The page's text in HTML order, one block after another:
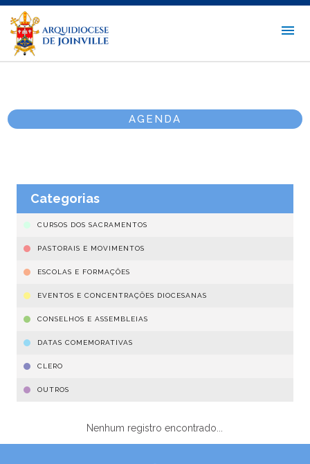
AGENDA
Categorias
CURSOS DOS SACRAMENTOS
PASTORAIS E MOVIMENTOS
ESCOLAS E FORMAÇÕES
EVENTOS E CONCENTRAÇÕES DIOCESANAS
CONSELHOS E ASSEMBLEIAS
DATAS COMEMORATIVAS
CLERO
OUTROS
Nenhum registro encontrado...